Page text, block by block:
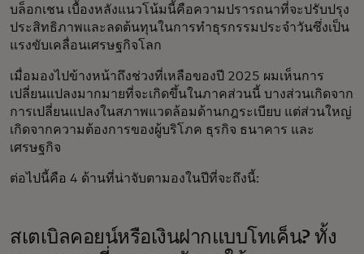
บล็อกเชน เบื้องหลังแนวโน้มนี้คือความปรารถนาที่จะปรับปรุง
ประสิทธิภาพและลดต้นทุนในการทำธุรกรรมประจำวันซึ่งเป็น
แรงขับเคลื่อนเศรษฐกิจโลก
เมื่อมองไปข้างหน้าถึงช่วงที่เหลือของปี 2025 ผมเห็นการ
เปลี่ยนแปลงมากมายที่จะเกิดขึ้นในภาคส่วนนี้ บางส่วนเกิดจาก
การเปลี่ยนแปลงในสภาพแวดล้อมด้านกฎระเบียบ แต่ส่วนใหญ่
เกิดจากความต้องการของผู้บริโภค ธุรกิจ ธนาคาร และ
เศรษฐกิจ
ต่อไปนี้คือ 4 ด้านที่น่าจับตามองในปีที่จะถึงนี้:
สเตเบิลคอยน์หรือเงินฝากแบบโทเค็น? ทั้ง